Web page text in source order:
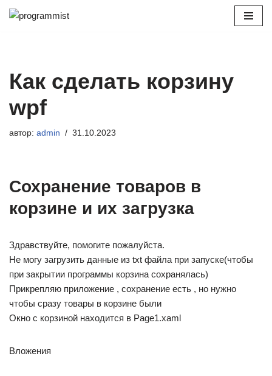
Как сделать корзину
wpf
автор: admin 31.10.2023
Сохранение товаров в
корзине и их загрузка
Здравствуйте, помогите пожалуйста.
Не могу загрузить данные из txt файла при запуске(чтобы
при закрытии программы корзина сохранялась)
Прикрепляю приложение , сохранение есть , но нужно
чтобы сразу товары в корзине были
Окно с корзиной находится в Page1.xaml
Вложения